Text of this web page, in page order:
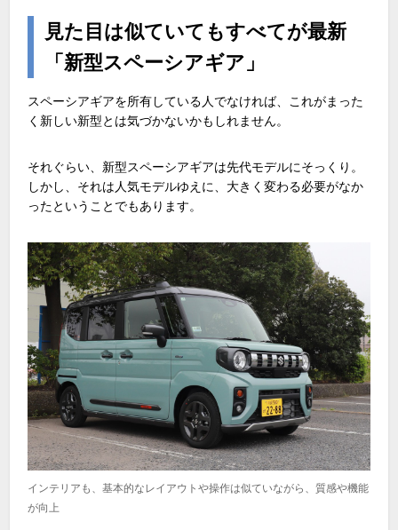
見た目は似ていてもすべてが最新
「新型スペーシアギア」
スペーシアギアを所有している人でなければ、これがまった
く新しい新型とは気づかないかもしれません。
それぐらい、新型スペーシアギアは先代モデルにそっくり。
しかし、それは人気モデルゆえに、大きく変わる必要がなか
ったということでもあります。
インテリアも、基本的なレイアウトや操作は似ていながら、質感や機能
が向上